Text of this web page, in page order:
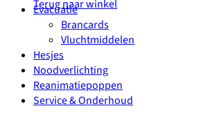
Terug naar winkel
Evacuatie
Brancards
Vluchtmiddelen
Hesjes
Noodverlichting
Reanimatiepoppen
Service & Onderhoud